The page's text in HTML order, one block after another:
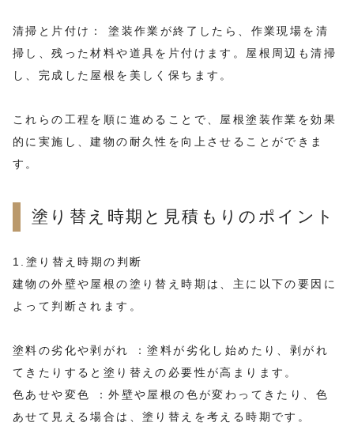
清掃と片付け： 塗装作業が終了したら、作業現場を清
掃し、残った材料や道具を片付けます。屋根周辺も清掃
し、完成した屋根を美しく保ちます。
これらの工程を順に進めることで、屋根塗装作業を効果
的に実施し、建物の耐久性を向上させることができま
す。
塗り替え時期と見積もりのポイント
1.塗り替え時期の判断
建物の外壁や屋根の塗り替え時期は、主に以下の要因に
よって判断されます。
塗料の劣化や剥がれ ：塗料が劣化し始めたり、剥がれ
てきたりすると塗り替えの必要性が高まります。
色あせや変色 ：外壁や屋根の色が変わってきたり、色
あせて見える場合は、塗り替えを考える時期です。